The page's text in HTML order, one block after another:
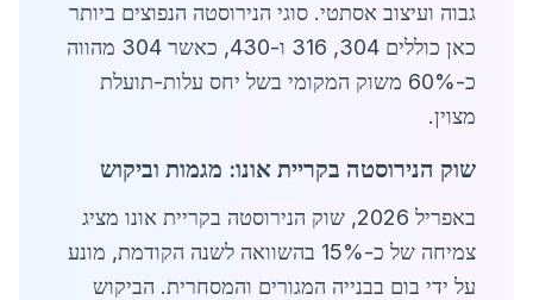
גבוה ועיצוב אסתטי. סוגי הנירוסטה הנפוצים ביותר
כאן כוללים 304, 316 ו-430, כאשר 304 מהווה
כ-60% משוק המקומי בשל יחס עלות-תועלת
מצוין.
שוק הנירוסטה בקריית אונו: מגמות וביקוש
באפריל 2026, שוק הנירוסטה בקריית אונו מציג
צמיחה של כ-15% בהשוואה לשנה הקודמת, מונע
על ידי בום בבנייה המגורים והמסחרית. הביקוש